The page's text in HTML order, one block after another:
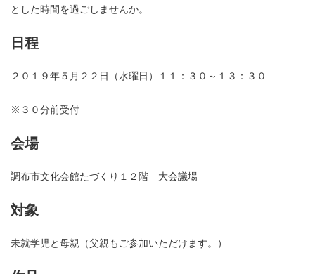
とした時間を過ごしませんか。
日程
２０１９年５月２２日（水曜日）１１：３０～１３：３０
※３０分前受付
会場
調布市文化会館たづくり１２階 大会議場
対象
未就学児と母親（父親もご参加いただけます。）